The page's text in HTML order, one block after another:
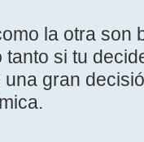
la otra son
si tu
gran